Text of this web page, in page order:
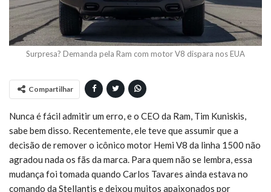
Surpresa? Demanda pela Ram com motor V8 dispara nos EUA
Compartilhar
Nunca é fácil admitir um erro, e o CEO da Ram, Tim Kuniskis,
sabe bem disso. Recentemente, ele teve que assumir que a
decisão de remover o icônico motor Hemi V8 da linha 1500 não
agradou nada os fãs da marca. Para quem não se lembra, essa
mudança foi tomada quando Carlos Tavares ainda estava no
comando da Stellantis e deixou muitos apaixonados por